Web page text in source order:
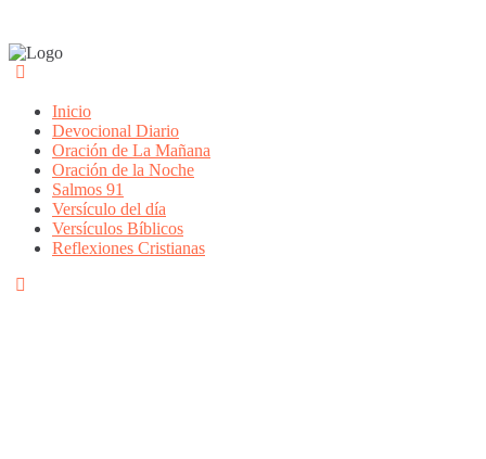
Inicio
Devocional Diario
Oración de La Mañana
Oración de la Noche
Salmos 91
Versículo del día
Versículos Bíblicos
Reflexiones Cristianas